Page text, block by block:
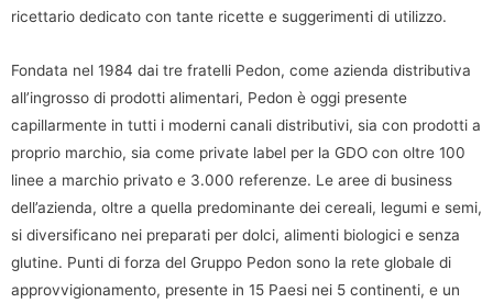
ricettario dedicato con tante ricette e suggerimenti di utilizzo.
Fondata nel 1984 dai tre fratelli Pedon, come azienda distributiva
all’ingrosso di prodotti alimentari, Pedon è oggi presente
capillarmente in tutti i moderni canali distributivi, sia con prodotti a
proprio marchio, sia come private label per la GDO con oltre 100
linee a marchio privato e 3.000 referenze. Le aree di business
dell’azienda, oltre a quella predominante dei cereali, legumi e semi,
si diversificano nei preparati per dolci, alimenti biologici e senza
glutine. Punti di forza del Gruppo Pedon sono la rete globale di
approvvigionamento, presente in 15 Paesi nei 5 continenti, e un